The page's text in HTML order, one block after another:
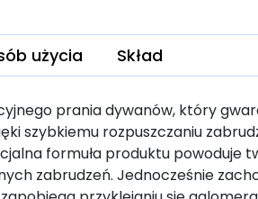
użycia Skład
prania dywanów, który
szybkiemu rozpuszczaniu
formuła produktu powoduje
zabrudzeń. Jednocześnie